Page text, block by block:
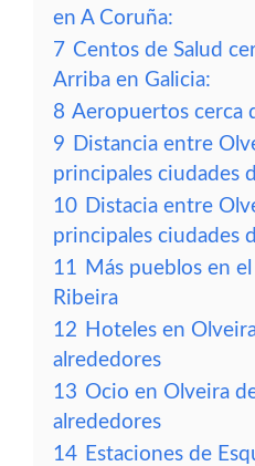
en A Coruña:
7 Centos de Salud
Arriba en Galicia:
8 Aeropuertos cerca
9 Distancia entre
principales ciudades
10 Distacia entre
principales ciudades
11 Más pueblos en
Ribeira
12 Hoteles en
alrededores
13 Ocio en Olveira
alrededores
14 Estaciones de